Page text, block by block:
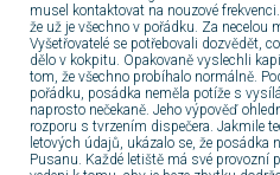
22:00 SERIÁL
Dalgliesh III
22:50 SERIÁL
Fauda III (9/12)
musel kontaktovat na nouzové
že už je všechno v pořádku. Za necelou
Vyšetřovatelé se potřebovali dozvědět,
dělo v kokpitu. Opakovaně vyslechli
tom, že všechno probíhalo normálně.
pořádku, posádka neměla potíže s
naprosto nečekaně. Jeho výpověď
rozporu s tvrzením dispečera. Jakmile
letových údajů, ukázalo se, že
Pusanu. Každé letiště má své provozní